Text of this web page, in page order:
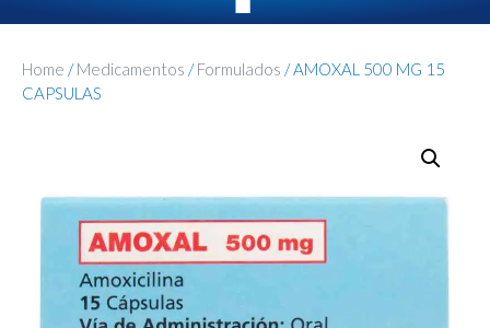
Home /Medicamentos /Formulados / AMOXAL 500 MG 15
CAPSULAS